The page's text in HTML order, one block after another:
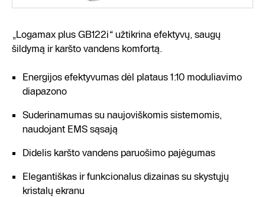
„Logamax plus GB122i“ užtikrina efektyvų, saugų
šildymą ir karšto vandens komfortą.
Energijos efektyvumas dėl plataus 1:10 moduliavimo
diapazono
Suderinamumas su naujoviškomis sistemomis,
naudojant EMS sąsają
Didelis karšto vandens paruošimo pajėgumas
Elegantiškas ir funkcionalus dizainas su skystųjų
kristalų ekranu